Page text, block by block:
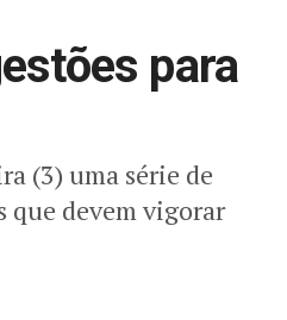
para
(3) uma série de
que devem vigorar